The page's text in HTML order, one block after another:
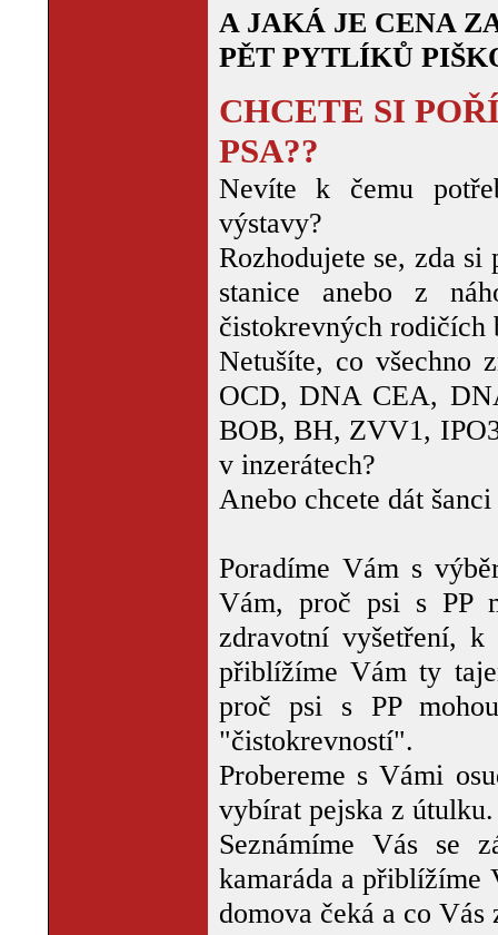
A JAKÁ JE CENA
PĚT PYTLÍKŮ
CHCETE SI
PSA??
Nevíte k čemu
výstavy?
Rozhodujete se, zda
stanice anebo z
čistokrevných rodičích
Netušíte, co
OCD, DNA CEA,
BOB, BH, ZVV1,
v inzerátech?
Anebo chcete dát
Poradíme Vám s
Vám, proč psi s PP
zdravotní vyšetření,
přiblížíme Vám ty
proč psi s PP
"čistokrevností".
Probereme s Vámi
vybírat pejska z útulku.
Seznámíme Vás se
kamaráda a přiblížíme
domova čeká a co Vás